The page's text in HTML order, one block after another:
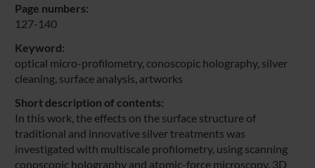
Page numbers:
127-140
Keyword:
optical micro-profilometry, conoscopic holography, silver
cleaning, surface analysis, artworks
Short description of contents:
In this work, the effects on the surface structure of
traditional and innovative silver treatments was
investigated with multiscale profilometry, using scanning
conoscopic holography and atomic-force microscopy. 3D